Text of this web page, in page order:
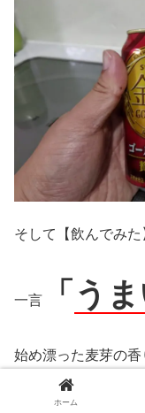
そして【飲んでみた
一言 「 うま
始め漂った麦芽の
感じました！
ホーム